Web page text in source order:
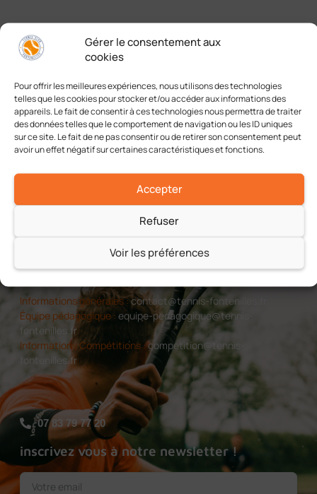
Gérer le consentement aux
cookies
Pour offrir les meilleures expériences, nous utilisons des technologies
telles que les cookies pour stocker et/ou accéder aux informations des
appareils. Le fait de consentir à ces technologies nous permettra de traiter
des données telles que le comportement de navigation ou les ID uniques
sur ce site. Le fait de ne pas consentir ou de retirer son consentement peut
avoir un effet négatif sur certaines caractéristiques et fonctions.
Accepter
Refuser
Voir les préférences
A chacun son plaisir
Informations générales :contact@tennis-fontenilles.fr
Équipe pédagogique : equipe-pedagogique@tennis-
fontenilles.fr
Informations Compétitions :competition@tennis-
fontenilles.fr
07 83 79 77 20
inscrivez vous à notre newsletter !